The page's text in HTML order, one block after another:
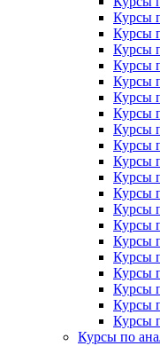
Курсы
Курсы
Курсы
Курсы
Курсы
Курсы
Курсы
Курсы
Курсы
Курсы
Курсы
Курсы
Курсы
Курсы
Курсы
Курсы
Курсы
Курсы
Курсы
Курсы
Курсы по